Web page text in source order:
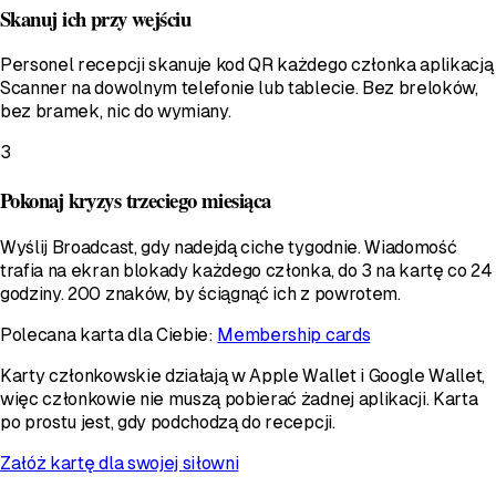
Skanuj ich przy wejściu
Personel recepcji skanuje kod QR każdego członka aplikacją
Scanner na dowolnym telefonie lub tablecie. Bez breloków,
bez bramek, nic do wymiany.
3
Pokonaj kryzys trzeciego miesiąca
Wyślij Broadcast, gdy nadejdą ciche tygodnie. Wiadomość
trafia na ekran blokady każdego członka, do 3 na kartę co 24
godziny. 200 znaków, by ściągnąć ich z powrotem.
Polecana karta dla Ciebie: Membership cards
Karty członkowskie działają w Apple Wallet i Google Wallet,
więc członkowie nie muszą pobierać żadnej aplikacji. Karta
po prostu jest, gdy podchodzą do recepcji.
Załóż kartę dla swojej siłowni